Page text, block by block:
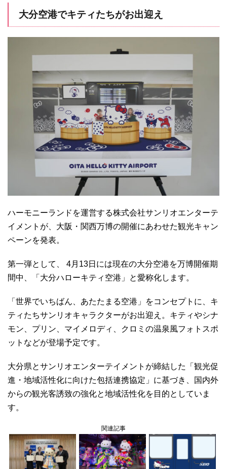
大分空港でキティたちがお出迎え
ハーモニーランドを運営する株式会社サンリオエンターテ
イメントが、大阪・関西万博の開催にあわせた観光キャン
ペーンを発表。
第一弾として、 4月13日には現在の大分空港を万博開催期
間中、「大分ハローキティ空港」と愛称化します。
「世界でいちばん、あたたまる空港」をコンセプトに、キ
ティたちサンリオキャラクターがお出迎え。キティやシナ
モン、プリン、マイメロディ、クロミの温泉風フォトスポ
ットなどが登場予定です。
大分県とサンリオエンターテイメントが締結した「観光促
進・地域活性化に向けた包括連携協定」に基づき、国内外
からの観光客誘致の強化と地域活性化を目的としていま
す。
関連記事